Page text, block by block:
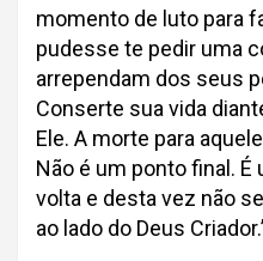
momento de luto para
pudesse te pedir uma
arrependam dos seus
Conserte sua vida
Ele. A morte para
Não é um ponto final. É
volta e desta vez não
ao lado do Deus